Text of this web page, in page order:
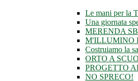
Le mani per la
Una giornata
MERENDA
M'ILLUMINO
Costruiamo la
ORTO A
PROGETTO
NO SPRECO!